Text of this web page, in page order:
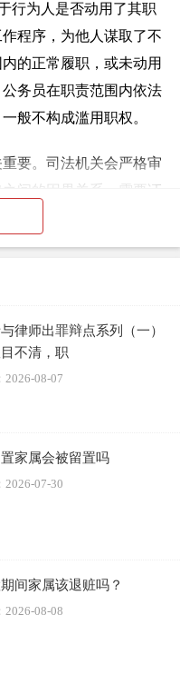
行为人是否动用了其职
程序，为他人谋取了不
的正常履职，或未动用
务员在职责范围内依法
般不构成滥用职权。
要。司法机关会严格审
间的因果关系。需要证
故意运用职权为之提供
人或特定关系人获取了
据，都可能影响最终认
度切入，挑战“利用职务
人职务无关，或属于私
，被告人以个人身份为
权影响力。
危害行为。重点在于区
律师出罪辩点系列（一）
目不清，职
2026-08-07
家属会被留置吗
2026-07-30
间家属该退赃吗？
2026-08-08